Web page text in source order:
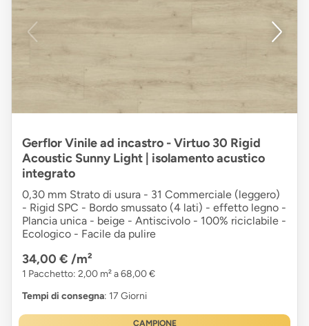
Gerflor Vinile ad incastro - Virtuo 30 Rigid
Acoustic Sunny Light | isolamento acustico
integrato
0,30 mm Strato di usura - 31 Commerciale (leggero)
- Rigid SPC - Bordo smussato (4 lati) - effetto legno -
Plancia unica - beige - Antiscivolo - 100% riciclabile -
Ecologico - Facile da pulire
34,00 € /m²
1 Pacchetto: 2,00 m² a 68,00 €
Tempi di consegna: 17 Giorni
CAMPIONE